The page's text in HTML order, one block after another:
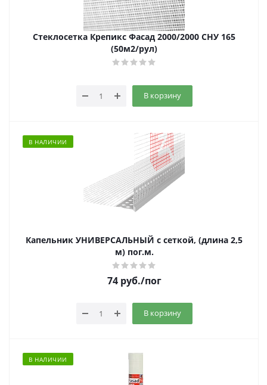
Стеклосетка Крепикс Фасад 2000/2000 CHУ 165
(50м2/рул)
В корзину
В НАЛИЧИИ
Капельник УНИВЕРСАЛЬНЫЙ с сеткой, (длина 2,5
м) пог.м.
74руб./пог
В корзину
В НАЛИЧИИ